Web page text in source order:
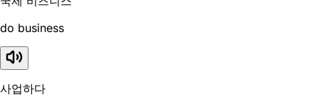
do business
사업하다